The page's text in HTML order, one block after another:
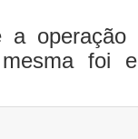
a operação
foi